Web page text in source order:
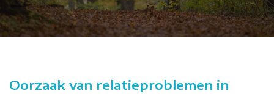
Oorzaak van relatieproblemen in